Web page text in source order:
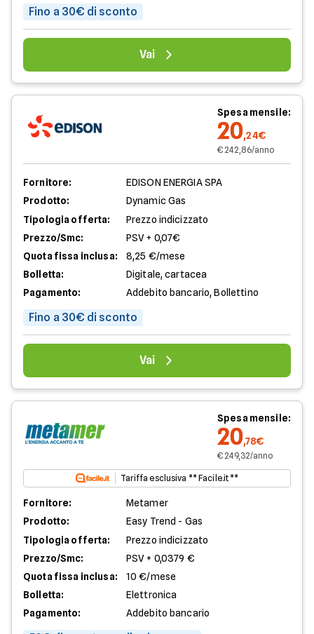
Fino a 30€ di sconto
Vai
Spesa mensile:
20,24€
€ 242,86/anno
Fornitore:
EDISON ENERGIA SPA
Prodotto:
Dynamic Gas
Tipologia offerta:
Prezzo indicizzato
Prezzo/Smc:
PSV + 0,07€
Quota fissa inclusa:
8,25 €/mese
Bolletta:
Digitale, cartacea
Pagamento:
Addebito bancario, Bollettino
Fino a 30€ di sconto
Vai
Spesa mensile:
20,78€
€ 249,32/anno
Tariffa esclusiva ** Facile.it **
Fornitore:
Metamer
Prodotto:
Easy Trend - Gas
Tipologia offerta:
Prezzo indicizzato
Prezzo/Smc:
PSV + 0,0379 €
Quota fissa inclusa:
10 €/mese
Bolletta:
Elettronica
Pagamento:
Addebito bancario